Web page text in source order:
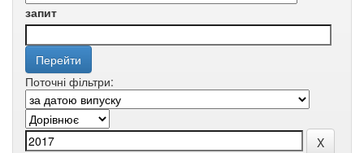
запит
Поточні фільтри: